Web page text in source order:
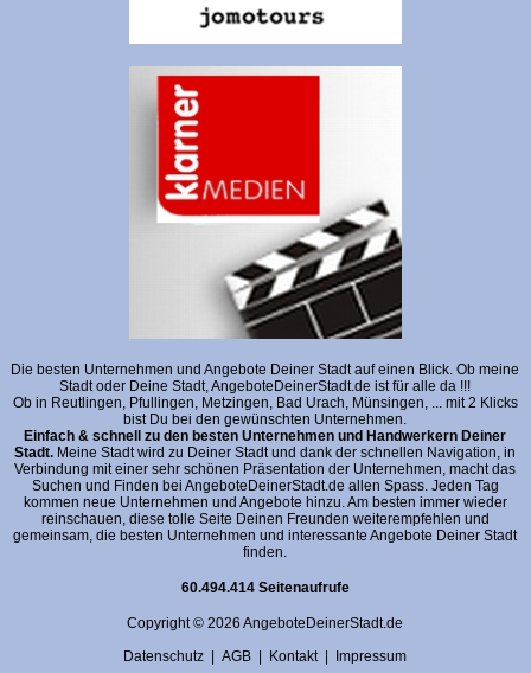
Die besten Unternehmen und Angebote Deiner Stadt auf einen Blick. Ob meine
Stadt oder Deine Stadt, AngeboteDeinerStadt.de ist für alle da !!!
Ob in Reutlingen, Pfullingen, Metzingen, Bad Urach, Münsingen, ... mit 2 Klicks
bist Du bei den gewünschten Unternehmen.
Einfach & schnell zu den besten Unternehmen und Handwerkern Deiner
Stadt. Meine Stadt wird zu Deiner Stadt und dank der schnellen Navigation, in
Verbindung mit einer sehr schönen Präsentation der Unternehmen, macht das
Suchen und Finden bei AngeboteDeinerStadt.de allen Spass. Jeden Tag
kommen neue Unternehmen und Angebote hinzu. Am besten immer wieder
reinschauen, diese tolle Seite Deinen Freunden weiterempfehlen und
gemeinsam, die besten Unternehmen und interessante Angebote Deiner Stadt
finden.
60.494.414 Seitenaufrufe
Copyright © 2026 AngeboteDeinerStadt.de
Datenschutz |AGB | Kontakt| Impressum